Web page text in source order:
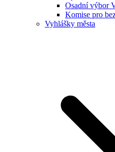
Osadní výbor
Komise pro
Vyhlášky města